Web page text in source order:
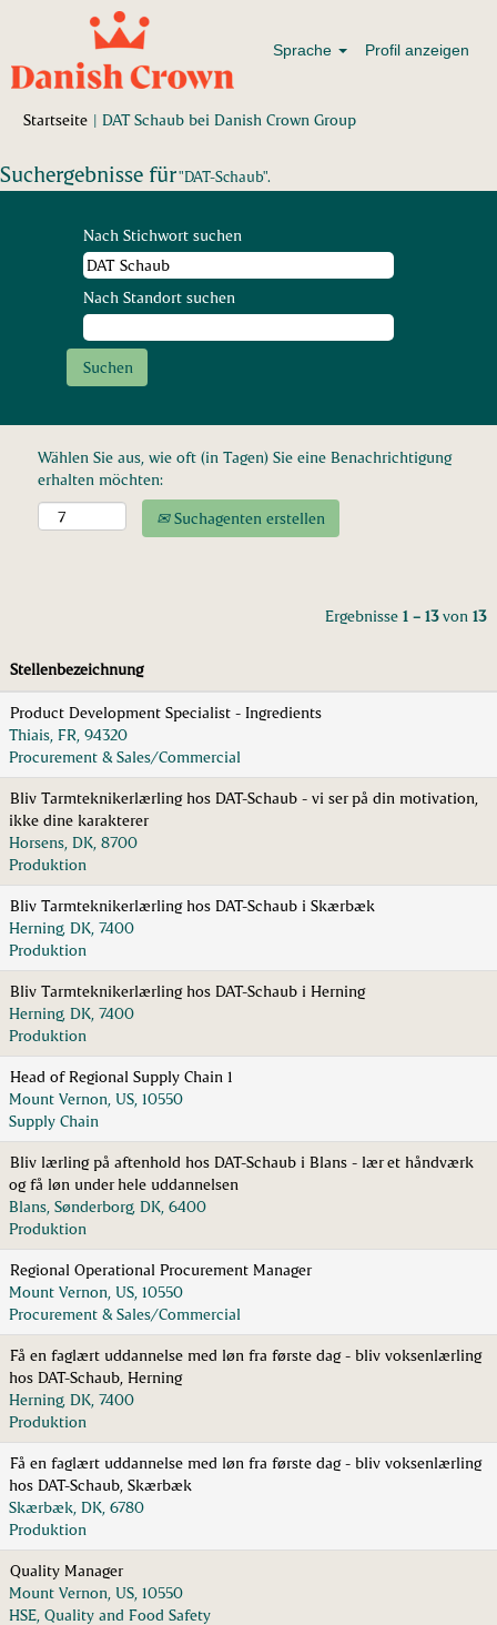
Sprache Profil anzeigen
Startseite | DAT Schaub bei Danish Crown Group(aktuelle
Suchergebnisse für"DAT-Schaub".
Nach Stichwort suchen
Nach Standort suchen
Wählen Sie aus, wie oft (in Tagen) Sie eine Benachrichtigung
erhalten möchten:
Suchagenten erstellen
Ergebnisse 1 – 13von 13
Stellenbezeichnung
Product Development Specialist - Ingredients
Thiais, FR, 94320
Procurement & Sales/Commercial
Bliv Tarmteknikerlærling hos DAT-Schaub - vi ser på din motivation,
ikke dine karakterer
Horsens, DK, 8700
Produktion
Bliv Tarmteknikerlærling hos DAT-Schaub i Skærbæk
Herning, DK, 7400
Produktion
Bliv Tarmteknikerlærling hos DAT-Schaub i Herning
Herning, DK, 7400
Produktion
Head of Regional Supply Chain 1
Mount Vernon, US, 10550
Supply Chain
Bliv lærling på aftenhold hos DAT-Schaub i Blans - lær et håndværk
og få løn under hele uddannelsen
Blans, Sønderborg, DK, 6400
Produktion
Regional Operational Procurement Manager
Mount Vernon, US, 10550
Procurement & Sales/Commercial
Få en faglært uddannelse med løn fra første dag - bliv voksenlærling
hos DAT-Schaub, Herning
Herning, DK, 7400
Produktion
Få en faglært uddannelse med løn fra første dag - bliv voksenlærling
hos DAT-Schaub, Skærbæk
Skærbæk, DK, 6780
Produktion
Quality Manager
Mount Vernon, US, 10550
HSE, Quality and Food Safety